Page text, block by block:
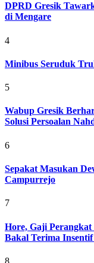
DPRD Gresik
di Mengare
4
Minibus Seruduk
5
Wabup Gresik
Solusi Persoalan
6
Sepakat Masukan
Campurrejo
7
Hore, Gaji
Bakal Terima Insentif
8